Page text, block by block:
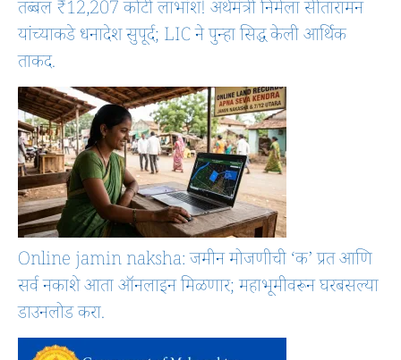
तब्बल ₹12,207 कोटी लाभांश! अर्थमंत्री निर्मला सीतारामन
यांच्याकडे धनादेश सुपूर्द; LIC ने पुन्हा सिद्ध केली आर्थिक
ताकद.
Online jamin naksha: जमीन मोजणीची ‘क’ प्रत आणि
सर्व नकाशे आता ऑनलाइन मिळणार; महाभूमीवरून घरबसल्या
डाउनलोड करा.